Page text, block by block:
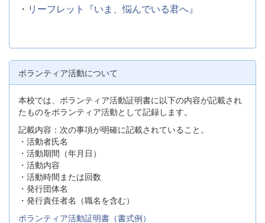
・ リーフレット『いま、悩んでいる君へ』
ボランティア活動について
本校では、ボランティア活動証明書に以下の内容が記載され
たものをボランティア活動として記録します。
記載内容：次の事項が明確に記載されていること。
・活動者氏名
・活動期間（年月日）
・活動内容
・活動時間または回数
・発行団体名
・発行責任者名（職名を含む）
ボランティア活動証明書（書式例）